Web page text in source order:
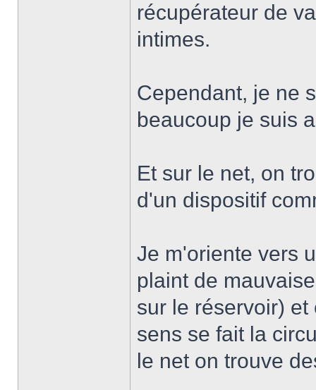
récupérateur de
intimes.
Cependant, je ne
beaucoup je suis
Et sur le net, on
d'un dispositif
Je m'oriente vers
plaint de
sur le réservoir)
sens se fait la
le net on trouve